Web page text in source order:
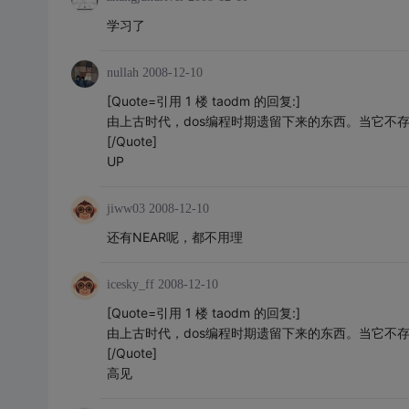
学习了
nullah 2008-12-10
[Quote=引用 1 楼 taodm 的回复:]
由上古时代，dos编程时期遗留下来的东西。当它不存
[/Quote]
UP
jiww03 2008-12-10
还有NEAR呢，都不用理
icesky_ff 2008-12-10
[Quote=引用 1 楼 taodm 的回复:]
由上古时代，dos编程时期遗留下来的东西。当它不存
[/Quote]
高见